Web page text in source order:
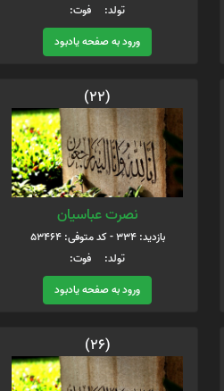
تولد: فوت:
ورود به صفحه یادبود
(22)
نصرت عباسیان
بازدید: 334 - کد متوفی: 53464
تولد: فوت:
ورود به صفحه یادبود
(26)